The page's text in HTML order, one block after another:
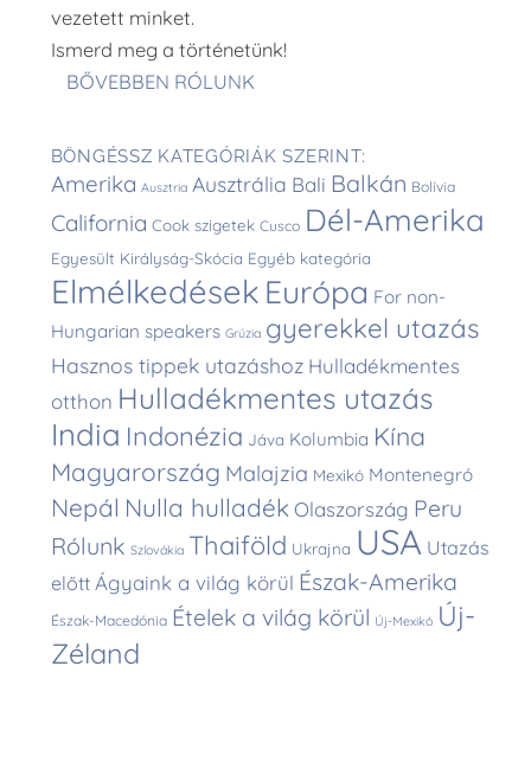
vezetett minket.
Ismerd meg a történetünk!
BŐVEBBEN RÓLUNK
BÖNGÉSSZ KATEGÓRIÁK SZERINT:
Amerika Ausztria Ausztrália Bali Balkán Bolívia
California Cook szigetek Cusco Dél-Amerika
Egyesült Királyság-Skócia Egyéb kategória
Elmélkedések Európa For non-
Hungarian speakers Grúzia gyerekkel utazás
Hasznos tippek utazáshoz Hulladékmentes
otthon Hulladékmentes utazás
India Indonézia Jáva Kolumbia Kína
Magyarország Malajzia Mexikó Montenegró
Nepál Nulla hulladék Olaszország Peru
Rólunk Szlovákia Thaiföld Ukrajna USA Utazás
előtt Ágyaink a világ körül Észak-Amerika
Észak-Macedónia Ételek a világ körül Új-Mexikó Új-
Zéland